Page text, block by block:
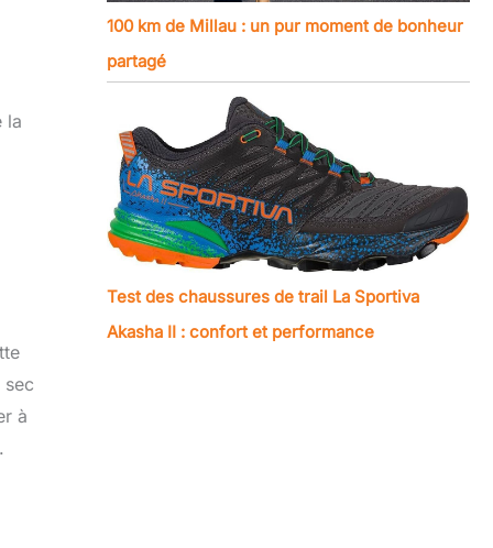
la
sec
à
100 km de Millau : un pur moment de bonheur
partagé
Test des chaussures de trail La Sportiva
Akasha II : confort et performance